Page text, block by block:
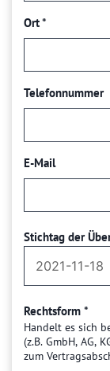
Ort*
Telefonnummer
E-Mail
Stichtag der
Rechtsform *
Handelt es sich
(z.B. GmbH, AG,
zum